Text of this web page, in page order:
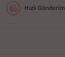
Hızlı Gönderim